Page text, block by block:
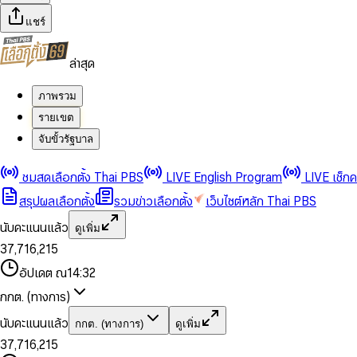
แชร์
ล่าสุด
ภาพรวม
รายเขต
จับขั้วรัฐบาล
ชมสดเลือกตั้ง Thai PBS LIVE English Program
LIVE เช็ก
สรุปผลเลือกตั้ง
รวมข่าวเลือกตั้ง
เว็บไซต์หลัก Thai PBS
นับคะแนนแล้ว
ดูเพิ่ม
0
1
2
3
4
5
6
8
9
2
3
4
5
6
7
8
9
,
0
2
4
6
7
8
9
0
1
2
3
4
5
6
7
8
1
3
5
6
7
8
9
,
1
2
4
5
7
8
9
0
1
3
4
6
7
8
0
2
3
4
5
7
8
อัปเดต ณ14:32
กกต. (ทางการ)
นับคะแนนแล้ว
กกต. (ทางการ) ดูเพิ่ม
0
1
2
3
0
1
2
4
5
6
7,
0
1
2
4
6
7
0
1
0
1
3
5
6,
1
2
0
1
0
2
3
4
5